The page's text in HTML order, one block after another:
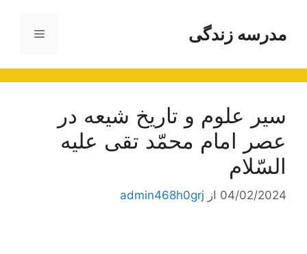
محتوامدرسه زندگی فهرست
سیر علوم و تاریخ شیعه در
عصر امام محمّد تقى علیه
السّلام‌
04/02/2024 از admin468h0grj